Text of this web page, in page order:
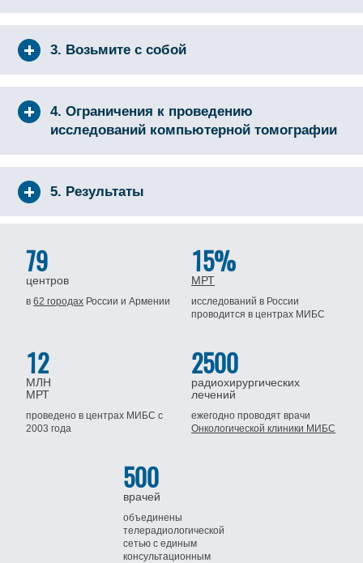
3. Возьмите с собой
4. Ограничения к проведению
исследований компьютерной томографии
5. Результаты
79
центров
в62 городах Россиии Армении
15%
МРТ
исследований в России
проводится в центрах МИБС
12
МЛН
МРТ
проведено в центрах МИБСс
2003 года
2500
радиохирургических
лечений
ежегодно проводят врачи
Онкологической клиники МИБС
500
врачей
объединены
телерадиологической
сетью с единым
консультационным